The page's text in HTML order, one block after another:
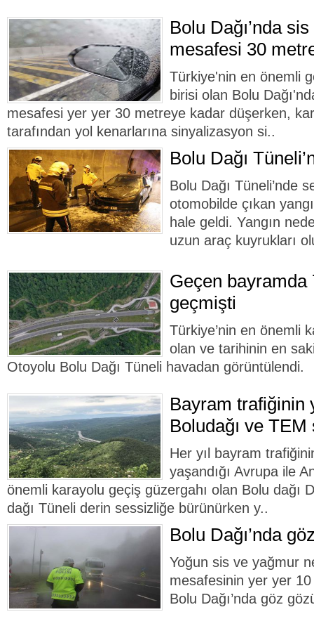
Bolu Dağı’nda
mesafesi 30
Türkiye'nin en önemli
birisi olan Bolu
mesafesi yer yer 30 metreye kadar düşerken,
tarafından yol kenarlarına sinyalizasyon si..
Bolu Dağı
Bolu Dağı Tüneli’nde
otomobilde çıkan
hale geldi. Yangın
uzun araç kuyrukları
Geçen bayramda
geçmişti
Türkiye’nin en önemli
olan ve tarihinin en
Otoyolu Bolu Dağı Tüneli havadan görüntülendi.
Bayram trafiğinin
Boludağı ve
Her yıl bayram
yaşandığı Avrupa ile
önemli karayolu geçiş güzergahı olan Bolu dağı
dağı Tüneli derin sessizliğe bürünürken y..
Bolu Dağı’nda
Yoğun sis ve yağmur
mesafesinin yer yer
Bolu Dağı’nda göz